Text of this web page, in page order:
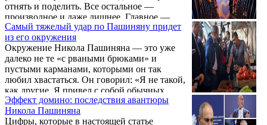
переговорах представителей России и
Германии, состоявшихся 12–14 июля в
бакинском отеле Four Seasons и
посвященных украинскому
урегулированию. Именно после этого
дипломатическая ...
отнять и поделить. Все остальное —
производное и даже лишнее. Главное —
пустить буржуев по миру под свист и
улюлюкание пролетарских масс. Пусть,
дескать, учатся жить в условиях всеобщей
уравниловки. Какая разница —
сахарозаводчик ты, светила мировой науки
или ловец котов в подворотне?
Самый тяжелый удар по Пашиняну придет
из его окружения
Окружение Никола Пашиняна — это уже
далеко не те «с рваными брюками» и
пустыми карманами, которыми он так
любил хвастаться. Он говорил: «Я не такой,
как другие. Я привел с собой обычных
бедных людей из народа». Но за девять лет
эти «обычные люди» настолько изменились,
их настолько разнесло, что сегодня в них
Эффект домино: последствия авантюры
Никола Пашиняна
Цифры, которые в настоящей статье